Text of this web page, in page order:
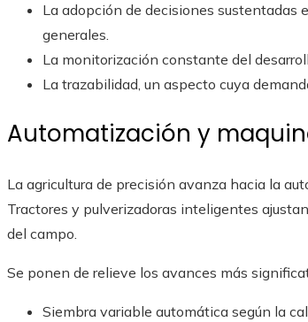
La adopción de decisiones sustentadas
generales.
La monitorización constante del
La trazabilidad, un aspecto cuya
Automatización y
La agricultura de precisión avanza hacia la
Tractores y pulverizadoras inteligentes
del campo.
Se ponen de relieve los avances más
Siembra variable automática según la